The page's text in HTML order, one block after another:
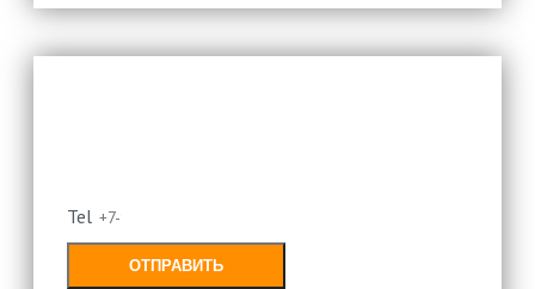
Tel
ОТПРАВИТЬ